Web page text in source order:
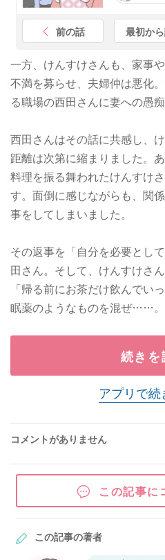
前の話 最初か
一方、けんすけさんも、家事
不満を募らせ、夫婦仲は悪化
る職場の西田さんに妻への愚
西田さんはその話に共感し、
距離は次第に縮まりました。
料理を振る舞われたけんすけ
す。面倒に感じながらも、関
事をしてしまいました。
その返事を「自分を必要とし
田さん。そして、けんすけさ
「帰る前にお茶だけ飲んでい
眠薬のようなものを混ぜ……。
続きを
アプリで続
コメントがありません
この記事に
この記事の著者